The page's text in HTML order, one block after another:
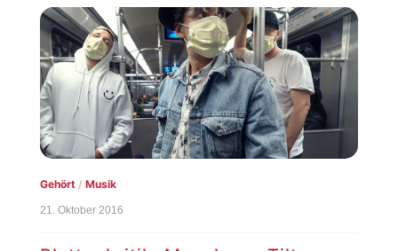
Gehört/ Musik
21. Oktober 2016